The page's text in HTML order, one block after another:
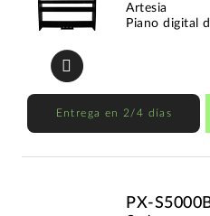
Artesia
Piano digital
Entrega en 2/4 días
PX-